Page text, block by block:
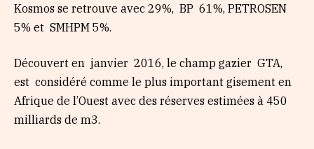
Kosmos se retrouve avec 29%, BP 61%, PETROSEN
5% et SMHPM 5%.
Découvert en janvier 2016, le champ gazier GTA,
est considéré comme le plus important gisement en
Afrique de l’Ouest avec des réserves estimées à 450
milliards de m3.